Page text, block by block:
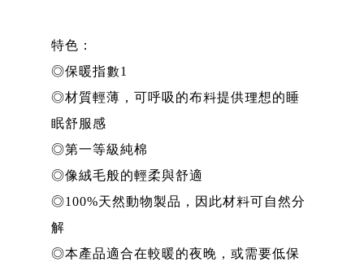
特色：
◎保暖指數1
◎材質輕薄，可呼吸的布料提供理想的睡
眠舒服感
◎第一等級純棉
◎像絨毛般的輕柔與舒適
◎100%天然動物製品，因此材料可自然分
解
◎本產品適合在較暖的夜晚，或需要低保